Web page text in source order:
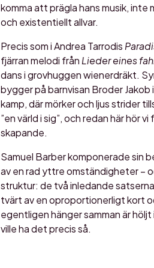
komma att prägla hans musik, inte
och existentiellt allvar.
Precis som i Andrea Tarrodis
fjärran melodi från Lieder eines
dans i grovhuggen wienerdräkt.
bygger på barnvisan Broder Jakob
kamp, där mörker och ljus strider
”en värld i sig”, och redan här hör
skapande.
Samuel Barber komponerade sin
av en rad yttre omständigheter –
struktur: de två inledande
tvärt av en oproportionerligt kort
egentligen hänger samman är
ville ha det precis så.